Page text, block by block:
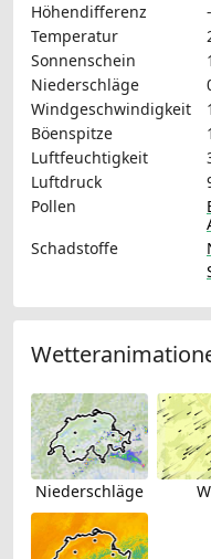
Höhendifferenz
Temperatur
Sonnenschein
Niederschläge
Windgeschwindigkeit
Böenspitze
Luftfeuchtigkeit
Luftdruck
Pollen
Schadstoffe
Niederschläge